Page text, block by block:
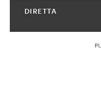
DIRETTA